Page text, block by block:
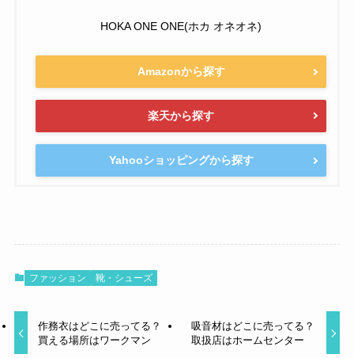
HOKA ONE ONE(ホカ オネオネ)
Amazonから探す
楽天から探す
Yahooショッピングから探す
ファッション 靴・シューズ
作務衣はどこに売ってる？
買える場所はワークマン
吸音材はどこに売ってる？
取扱店はホームセンター